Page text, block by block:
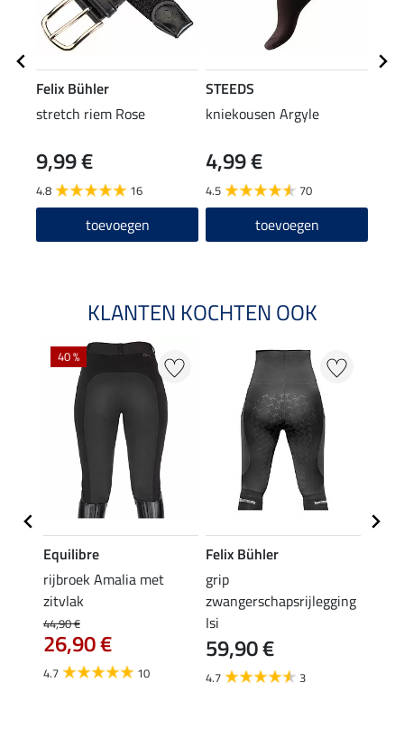
Felix Bühler
stretch riem Rose
9,99 €
4.8 16
toevoegen
STEEDS
kniekousen Argyle
4,99 €
4.5 70
toevoegen
KLANTEN KOCHTEN OOK
40 %
Equilibre
rijbroek Amalia met
zitvlak
44,90 €
26,90 €
4.7 10
Felix Bühler
grip
zwangerschapsrijlegging
Isi
59,90 €
4.7 3